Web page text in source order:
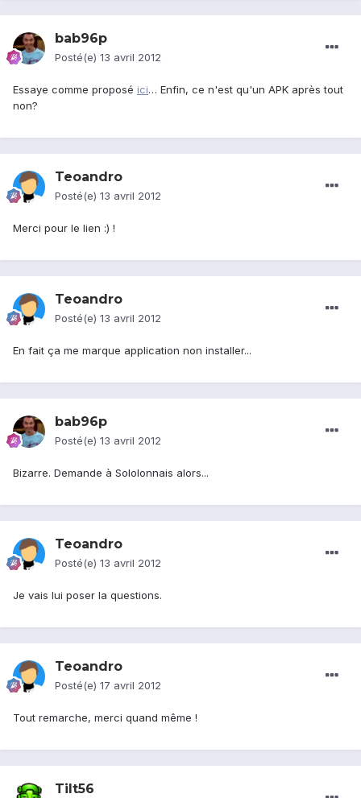
bab96p
Posté(e) 13 avril 2012
Essaye comme proposé ici… Enfin, ce n'est qu'un APK après tout
non?
Teoandro
Posté(e) 13 avril 2012
Merci pour le lien :) !
Teoandro
Posté(e) 13 avril 2012
En fait ça me marque application non installer...
bab96p
Posté(e) 13 avril 2012
Bizarre. Demande à Sololonnais alors...
Teoandro
Posté(e) 13 avril 2012
Je vais lui poser la questions.
Teoandro
Posté(e) 17 avril 2012
Tout remarche, merci quand même !
Tilt56